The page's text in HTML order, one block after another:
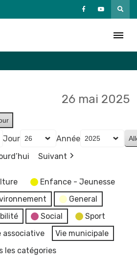
26 mai 2025
Jour
Année
Suivant
Enfance - Jeunesse
General
Social
Sport
associative
Vie municipale
les catégories